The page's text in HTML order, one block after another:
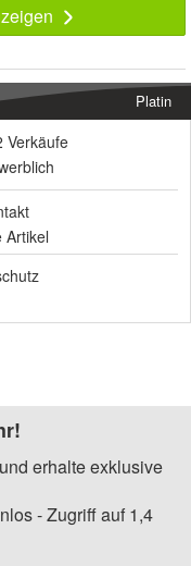
Platin
Verkäufe
Artikel
erhalte exklusive
- Zugriff auf 1,4